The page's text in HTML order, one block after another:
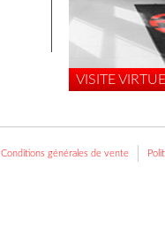
VISITE
Conditions générales de vente